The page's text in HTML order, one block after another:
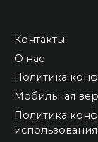
Контакты
О нас
Политика
Мобильная
Политика